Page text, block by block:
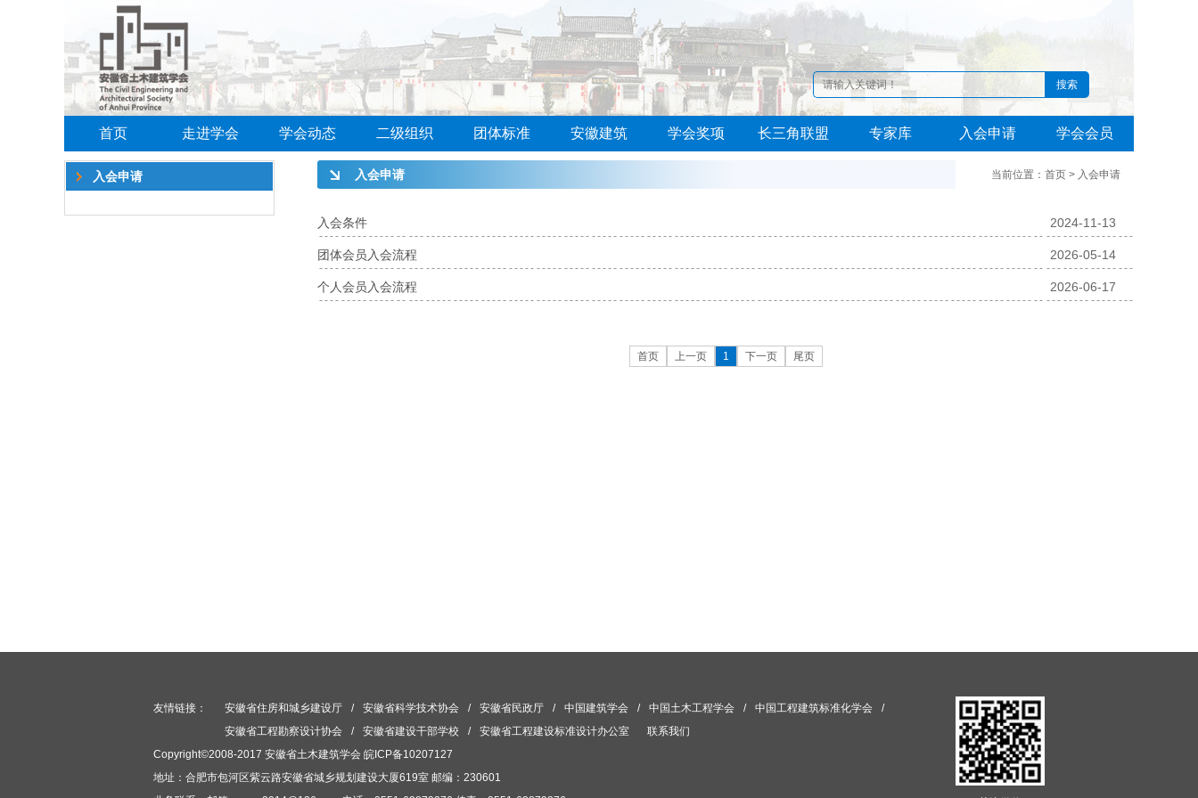
首页 走进学会 学会动态 二级组织 团体标准 安徽建筑 学会奖项 长三角联盟 专家库 入会申请 学会会员
入会申请 入会申请 当前位置：首页 > 入会申请
入会条件 2024-11-13
团体会员入会流程 2026-05-14
个人会员入会流程 2026-06-17
首页 上一页 1 下一页 尾页
友情链接： 安徽省住房和城乡建设厅 / 安徽省科学技术协会 / 安徽省民政厅 / 中国建筑学会 / 中国土木工程学会 / 中国工程建筑标准化学会
/
安徽省工程勘察设计协会
/ 安徽省建设干部学校 / 安徽省工程建设标准设计办公室
联系我们
Copyright©2008-2017 安徽省土木建筑学会 皖ICP备10207127
地址：合肥市包河区紫云路安徽省城乡规划建设大厦619室 邮编：230601